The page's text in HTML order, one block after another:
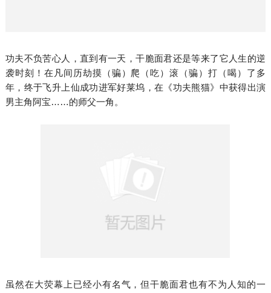
功夫不负苦心人，直到有一天，干脆面君还是等来了它人生的逆
袭时刻！在凡间历劫摸（骗）爬（吃）滚（骗）打（喝）了多
年，终于飞升上仙成功进军好莱坞，在《功夫熊猫》中获得出演
男主角阿宝……的师父一角。
虽然在大荧幕上已经小有名气，但干脆面君也有不为人知的一